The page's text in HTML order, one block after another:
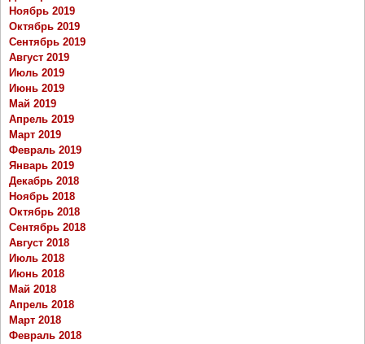
Ноябрь 2019
Октябрь 2019
Сентябрь 2019
Август 2019
Июль 2019
Июнь 2019
Май 2019
Апрель 2019
Март 2019
Февраль 2019
Январь 2019
Декабрь 2018
Ноябрь 2018
Октябрь 2018
Сентябрь 2018
Август 2018
Июль 2018
Июнь 2018
Май 2018
Апрель 2018
Март 2018
Февраль 2018